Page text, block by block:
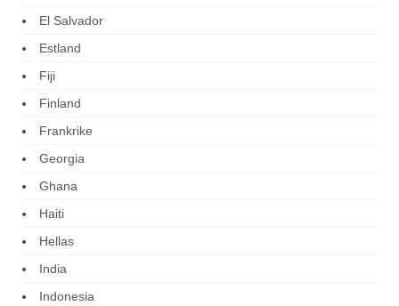
El Salvador
Estland
Fiji
Finland
Frankrike
Georgia
Ghana
Haiti
Hellas
India
Indonesia